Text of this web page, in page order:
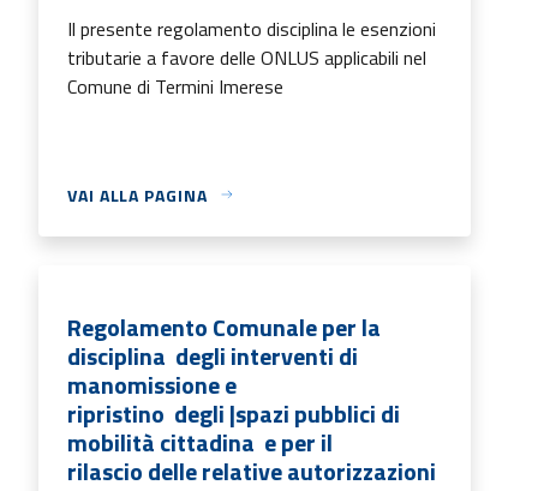
Il presente regolamento disciplina le esenzioni
tributarie a favore delle ONLUS applicabili nel
Comune di Termini Imerese
VAI ALLA PAGINA
Regolamento Comunale per la
disciplina degli interventi di
manomissione e
ripristino degli |spazi pubblici di
mobilità cittadina e per il
rilascio delle relative autorizzazioni